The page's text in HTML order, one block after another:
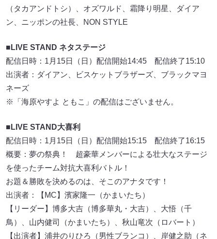
（タカアンドトシ）、オズワルド、霜降り明星、ダイア
ン、ニッポンの社長、NON STYLE
■LIVE STAND ネタステージ
配信日時：1月15日（日）配信開始14:45 配信終了15:10
出演者：ダイアン、ビスケットブラザーズ、ブラックマヨ
ネーズ
※「海原やすよ ともこ」の配信はございません。
■LIVE STAND大喜利
配信日時：1月15日（日）配信開始15:15 配信終了16:15
概要：夢の祭典！ 超豪華メンバーによる壮大なステージ
を使ったチーム対抗大喜利バトル！
お題＆勝敗を決めるのは、そこのアナタです！
出演者：【MC】濱家隆一（かまいたち）
【リーダー】博多大吉（博多華丸・大吉）、大悟（千
鳥）、山内健司（かまいたち）、秋山竜次（ロバート）
【出演者】浦井のりひろ（男性ブランコ）、岸健之助（ネ